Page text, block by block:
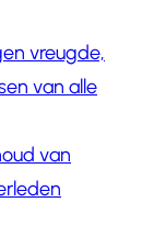
vreugde,
van alle
van